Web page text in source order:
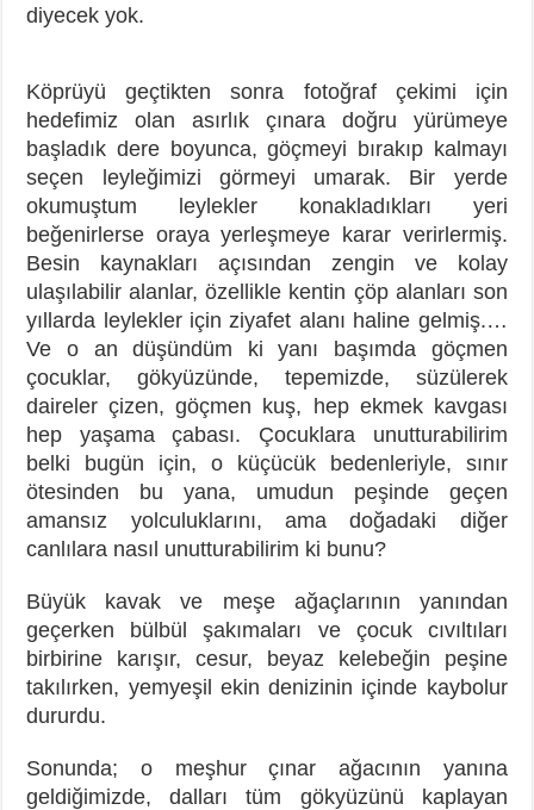
diyecek yok.
Köprüyü geçtikten sonra fotoğraf çekimi için
hedefimiz olan asırlık çınara doğru yürümeye
başladık dere boyunca, göçmeyi bırakıp kalmayı
seçen leyleğimizi görmeyi umarak. Bir yerde
okumuştum leylekler konakladıkları yeri
beğenirlerse oraya yerleşmeye karar verirlermiş.
Besin kaynakları açısından zengin ve kolay
ulaşılabilir alanlar, özellikle kentin çöp alanları son
yıllarda leylekler için ziyafet alanı haline gelmiş.…
Ve o an düşündüm ki yanı başımda göçmen
çocuklar, gökyüzünde, tepemizde, süzülerek
daireler çizen, göçmen kuş, hep ekmek kavgası
hep yaşama çabası. Çocuklara unutturabilirim
belki bugün için, o küçücük bedenleriyle, sınır
ötesinden bu yana, umudun peşinde geçen
amansız yolculuklarını, ama doğadaki diğer
canlılara nasıl unutturabilirim ki bunu?
Büyük kavak ve meşe ağaçlarının yanından
geçerken bülbül şakımaları ve çocuk cıvıltıları
birbirine karışır, cesur, beyaz kelebeğin peşine
takılırken, yemyeşil ekin denizinin içinde kaybolur
dururdu.
Sonunda; o meşhur çınar ağacının yanına
geldiğimizde, dalları tüm gökyüzünü kaplayan